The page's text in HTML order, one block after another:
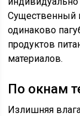
Существенный
одинаково
продуктов
материалов.
По окнам
Излишняя